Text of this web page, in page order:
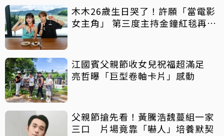
木木26歲生日哭了！許願「當電影
女主角」 第三度主持金鐘紅毯再喊
江國賓父親節收女兒祝福超滿足
亮哲曝「巨型卷軸卡片」感動
父親節搶先看！黃騰浩魏蔓組一家
三口 片場竟靠「嚇人」培養默契